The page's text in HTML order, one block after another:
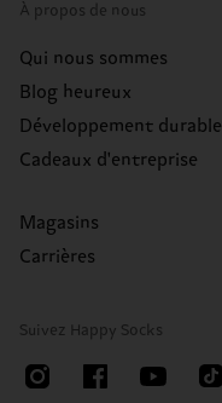
À propos de nous
Qui nous sommes
Blog heureux
Développement durable
Cadeaux d'entreprise
Magasins
Carrières
Suivez Happy Socks